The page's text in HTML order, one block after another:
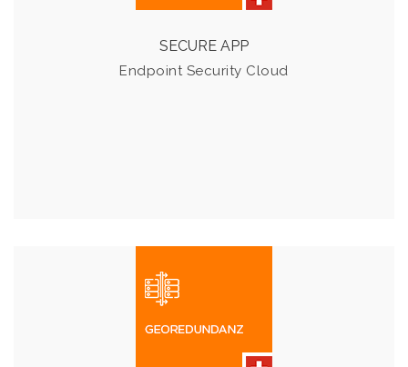
SECURE APP
Endpoint Security Cloud
Profitieren Sie dank mehrerer Rechenzentrum-
Standorten von einer hohen Ausfallsicherheit im